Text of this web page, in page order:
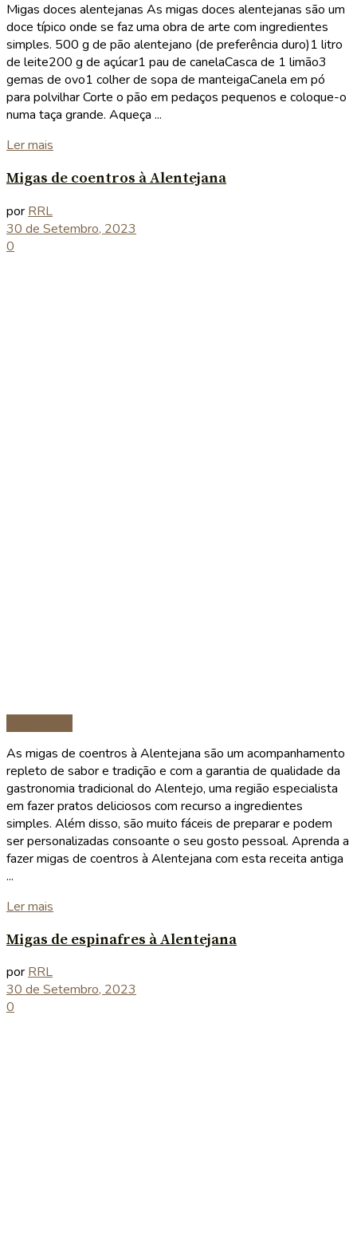
Migas doces alentejanas As migas doces alentejanas são um
doce típico onde se faz uma obra de arte com ingredientes
simples. 500 g de pão alentejano (de preferência duro)1 litro
de leite200 g de açúcar1 pau de canelaCasca de 1 limão3
gemas de ovo1 colher de sopa de manteigaCanela em pó
para polvilhar Corte o pão em pedaços pequenos e coloque-o
numa taça grande. Aqueça ...
Ler mais
Migas de coentros à Alentejana
por RRL
30 de Setembro, 2023
0
As migas de coentros à Alentejana são um acompanhamento
repleto de sabor e tradição e com a garantia de qualidade da
gastronomia tradicional do Alentejo, uma região especialista
em fazer pratos deliciosos com recurso a ingredientes
simples. Além disso, são muito fáceis de preparar e podem
ser personalizadas consoante o seu gosto pessoal. Aprenda a
fazer migas de coentros à Alentejana com esta receita antiga
...
Ler mais
Migas de espinafres à Alentejana
por RRL
30 de Setembro, 2023
0